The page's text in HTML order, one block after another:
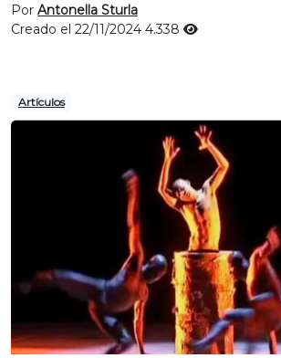
Por Antonella Sturla
Creado el 22/11/2024 4.338
Artículos